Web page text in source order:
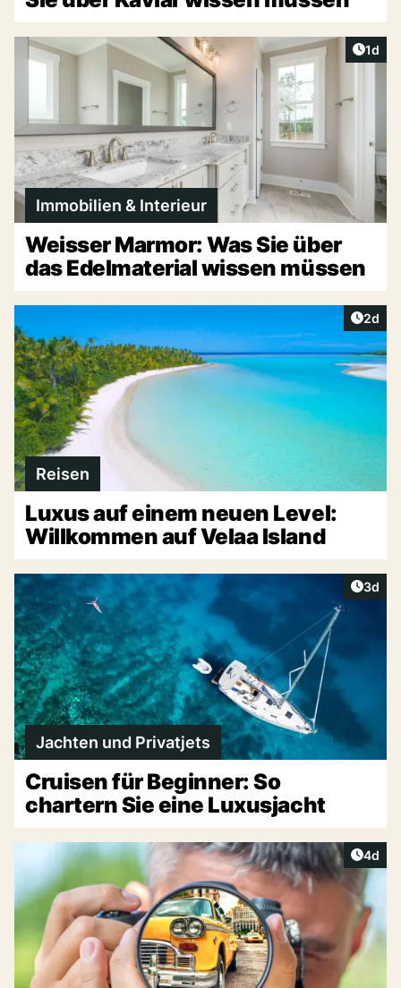
1d
Immobilien & Interieur
Weisser Marmor: Was Sie über
das Edelmaterial wissen müssen
2d
Reisen
Luxus auf einem neuen Level:
Willkommen auf Velaa Island
3d
Jachten und Privatjets
Cruisen für Beginner: So
chartern Sie eine Luxusjacht
4d